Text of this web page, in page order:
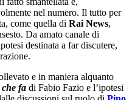
nel numero. Il tutto per
come quella di Rai News,
Da amato canale di
destinata a far discutere,
e in maniera alquanto
che fa di Fabio Fazio e l’ipotesi